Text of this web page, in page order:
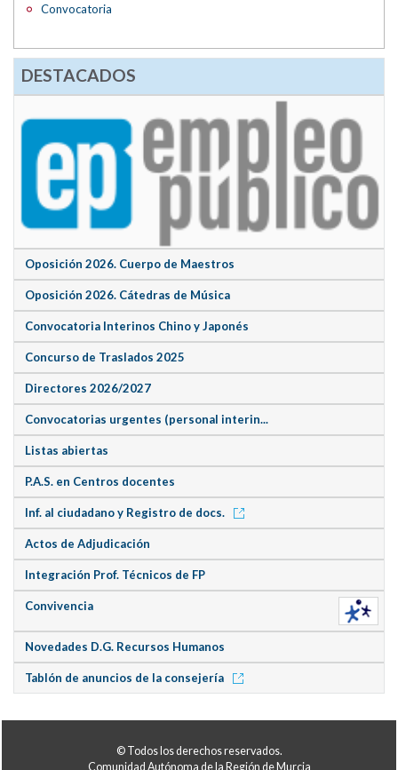
Convocatoria
DESTACADOS
Oposición 2026. Cuerpo de Maestros
Oposición 2026. Cátedras de Música
Convocatoria Interinos Chino y Japonés
Concurso de Traslados 2025
Directores 2026/2027
Convocatorias urgentes (personal interin...
Listas abiertas
P.A.S. en Centros docentes
Inf. al ciudadano y Registro de docs.
Actos de Adjudicación
Integración Prof. Técnicos de FP
Convivencia
Novedades D.G. Recursos Humanos
Tablón de anuncios de la consejería
© Todos los derechos reservados.
Comunidad Autónoma de la Región de Murcia